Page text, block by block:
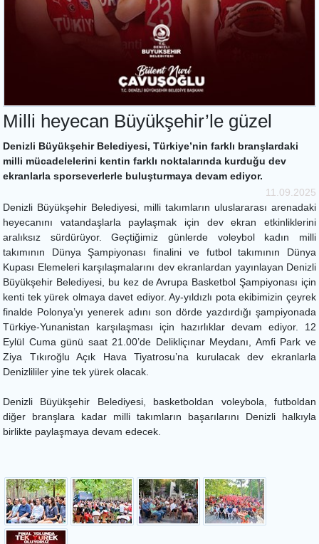
Milli heyecan Büyükşehir’le güzel
Denizli Büyükşehir Belediyesi, Türkiye’nin farklı branşlardaki
milli mücadelelerini kentin farklı noktalarında kurduğu dev
ekranlarla sporseverlerle buluşturmaya devam ediyor.
11.09.2025
Denizli Büyükşehir Belediyesi, milli takımların uluslararası arenadaki
heyecanını vatandaşlarla paylaşmak için dev ekran etkinliklerini
aralıksız sürdürüyor. Geçtiğimiz günlerde voleybol kadın milli
takımının Dünya Şampiyonası finalini ve futbol takımının Dünya
Kupası Elemeleri karşılaşmalarını dev ekranlardan yayınlayan Denizli
Büyükşehir Belediyesi, bu kez de Avrupa Basketbol Şampiyonası için
kenti tek yürek olmaya davet ediyor. Ay-yıldızlı pota ekibimizin çeyrek
finalde Polonya’yı yenerek adını son dörde yazdırdığı şampiyonada
Türkiye-Yunanistan karşılaşması için hazırlıklar devam ediyor. 12
Eylül Cuma günü saat 21.00’de Delikliçınar Meydanı, Amfi Park ve
Ziya Tıkıroğlu Açık Hava Tiyatrosu’na kurulacak dev ekranlarla
Denizlililer yine tek yürek olacak.
Denizli Büyükşehir Belediyesi, basketboldan voleybola, futboldan
diğer branşlara kadar milli takımların başarılarını Denizli halkıyla
birlikte paylaşmaya devam edecek.